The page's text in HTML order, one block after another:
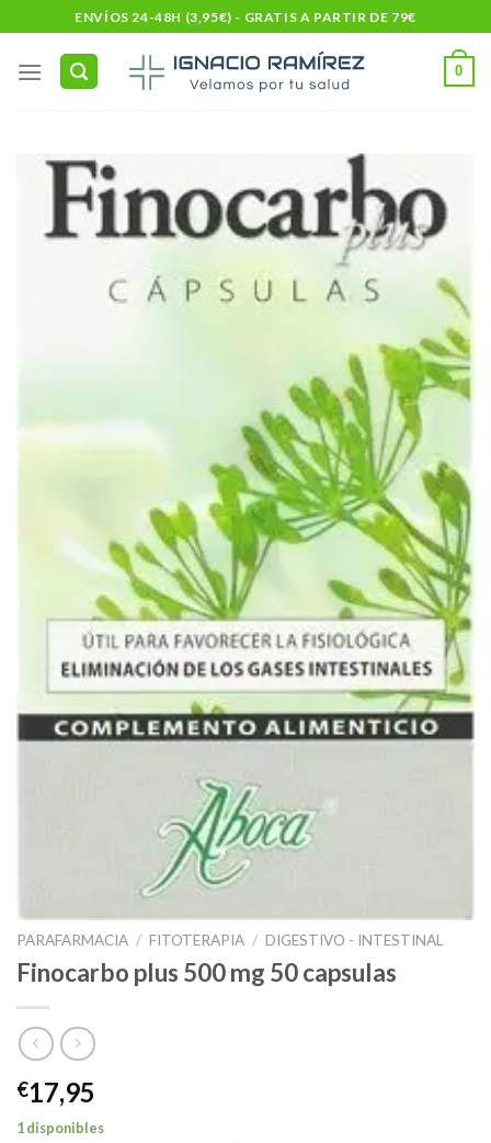
to
content
ENVÍOS 24-48H (3,95€) - GRATIS A PARTIR DE 79€
0
PARAFARMACIA / FITOTERAPIA / DIGESTIVO - INTESTINAL
Finocarbo plus 500 mg 50 capsulas
€17,95
1 disponibles